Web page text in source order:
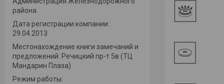
района
Дата регистрации компании:
29.04.2013
Местонахождение книги замечаний и
предложений: Речицкий пр-т 5в (ТЦ
Мандарин Плаза)
Режим работы: